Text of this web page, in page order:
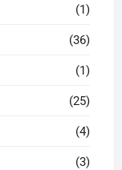
(1)
(36)
(1)
(25)
(4)
(3)